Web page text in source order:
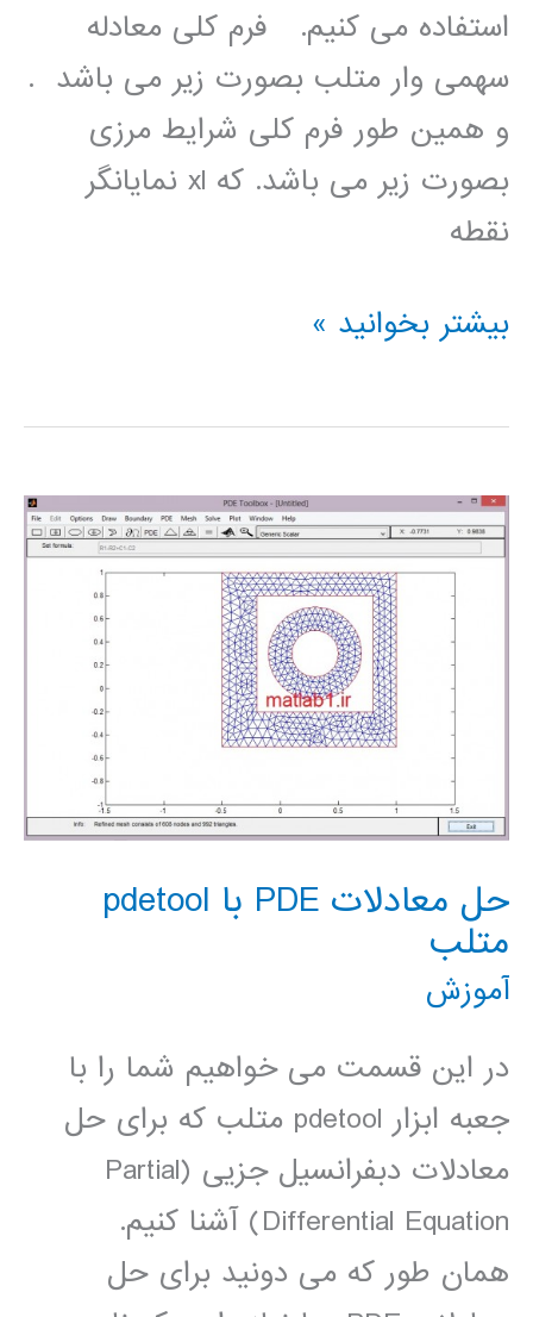
استفاده می کنیم. فرم کلی معادله
سھمی وار متلب بصورت زیر می باشد .
و ھمین طور فرم کلی شرایط مرزی
بصورت زیر می باشد. که xl نمایانگر
نقطه
اموزش
عددی
حرارت
وابسته
زمان)
بیشتر بخوانید »
حل معادلات PDE با pdetool
متلب
آموزش
در این قسمت می خواهیم شما را با
جعبه ابزار pdetool متلب که برای حل
معادلات دبفرانسیل جزیی (Partial
Differential Equation) آشنا کنیم.
همان طور که می دونید برای حل